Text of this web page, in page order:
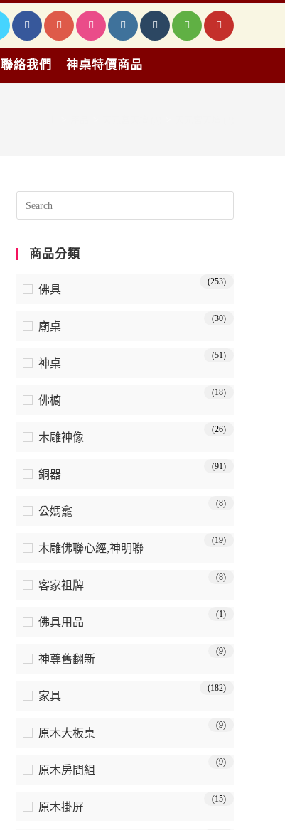
聯絡我們 神桌特價商品
商品分類
佛具
(253)
廟桌
(30)
神桌
(51)
佛櫥
(18)
木雕神像
(26)
銅器
(91)
公媽龕
(8)
木雕佛聯心經,神明聯
(19)
客家祖牌
(8)
佛具用品
(1)
神尊舊翻新
(9)
家具
(182)
原木大板桌
(9)
原木房間組
(9)
原木掛屏
(15)